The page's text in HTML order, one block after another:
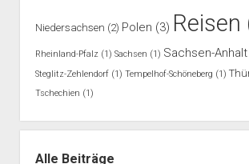
Niedersachsen (2) Polen (3) Reisen
Rheinland-Pfalz(1) Sachsen (1) Sachsen-Anhalt
Steglitz-Zehlendorf (1) Tempelhof-Schöneberg (1)
Tschechien (1)
Alle Beiträge